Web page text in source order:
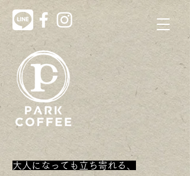
大人になっても立ち寄れる、